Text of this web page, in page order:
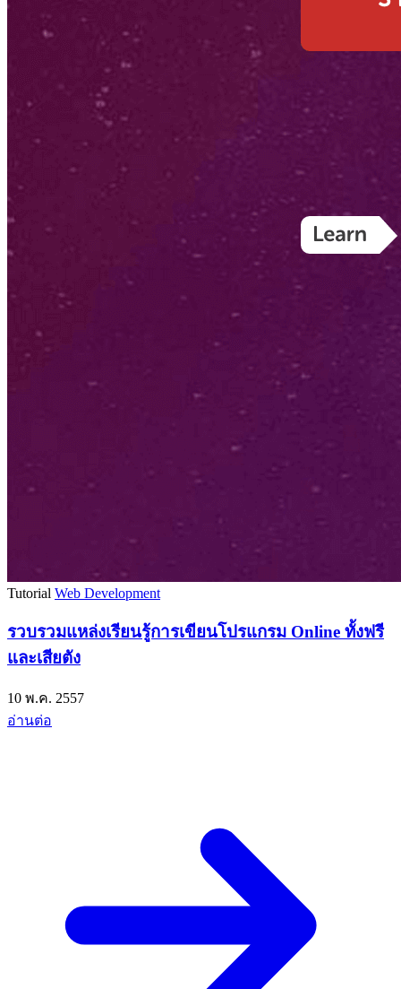
Tutorial Web Development
รวบรวมแหล่งเรียนรู้การเขียนโปรแกรม Online ทั้งฟรี
และเสียตัง
10 พ.ค. 2557
อ่านต่อ